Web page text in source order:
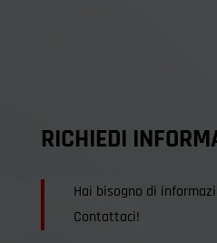
RICHIEDI
Hai bisogno di
Contattaci!